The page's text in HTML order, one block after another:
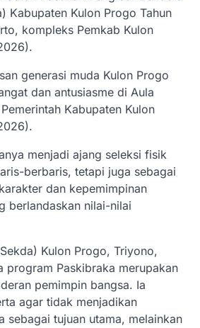
Kabupaten Kulon Progo Tahun
kompleks Pemkab Kulon
generasi muda Kulon Progo
dan antusiasme di Aula
Kabupaten Kulon
menjadi ajang seleksi fisik
berbaris, tetapi juga sebagai
dan kepemimpinan
berlandaskan nilai-nilai
Kulon Progo, Triyono,
program Paskibraka merupakan
pemimpin bangsa. Ia
agar tidak menjadikan
sebagai tujuan utama, melainkan